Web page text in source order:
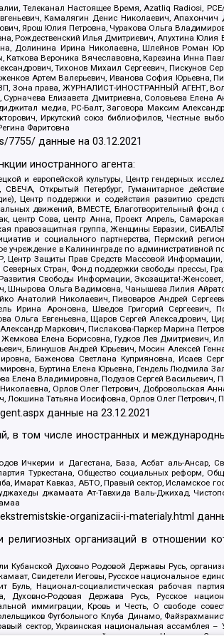
Телеканал Настоящее Время, Azatliq Radiosi,
Камалягин Денис Николаевич,
Ярош Юлия Петровна, Чуракова Ольга
Рождественский Илья Дмитриевич, Апухтина
Долинина Ирина Николаевна, Шлейнов Роман
Каткова Вероника Вячеславовна, Карезина Инна
Тихонов Михаил Сергеевич, Пискунов
Артем Валерьевич, Иванова София Юрьевна,
Зона права, ЖУРНАЛИСТ-ИНОСТРАННЫЙ АГЕНТ,
Елизавета Дмитриевна, Соловьева
медиа, РС-Балт, Заговора Максим
Иркутский союз библиофилов, Честные
Фаритовна
7755/ данные на03.12.2021
иностранного агента:
и европейской культуры, Центр гендерных
Открытый Петербург, Гуманитарное
Центр поддержки и содействия развитию
движений, ВМЕСТЕ, Благотворительный
центр Сова, центр Анна, Проект Апрель,
правозащитная группа, Женщины Евразии,
и социального партнерства, Пермский
в Калининграде по административной
Центр Защиты Прав Средств Массовой
Стран, Фонд поддержки свободы прессы,
Свободы Информации, Экозащита!-
Ольга Вадимовна, Чанышева Лилия
Анатолий Николаевич, Пивоваров Андрей
Ирина Ароновна, Шведов Григорий
Ольга Евгеньевна, Щаров Сергей Алексадрович,
Маркович, Пислакова-Паркер Марина
Елена Борисовна, Гудков Лев
Блинушов Андрей Юрьевич, Мосин Алексей
Баженова Светлана Куприяновна, Исаев
Буртина Елена Юрьевна, Гендель Людмила
Елена Владимировна, Подузов Сергей
Орлов Олег Петрович, Добровольская
Локшина Татьяна Иосифовна, Орлов Олег
данные на23.12.2021
в том числе иностранных и
Ичкерии и Дагестана, База, Асбат аль-Ансар,
Туркестана, Общество социальных
Имарат Кавказ, АБТО, Правый сектор,
джамаата Ат-Тавхида Валь-Джихад,
organizacii-i-materialy.html
организаций в отношении
Кубанской Духовно Родовой Державы Русь,
Свидетели Иеговы, Русское национальное
Буль, Национал-социалистическая рабочая
Духовно-Родовая Держава Русь, Русское
иммиграции, Кровь и Честь, О свободе
Футбольного Клуба Динамо,
сектор, Украинская национальная ассамблея